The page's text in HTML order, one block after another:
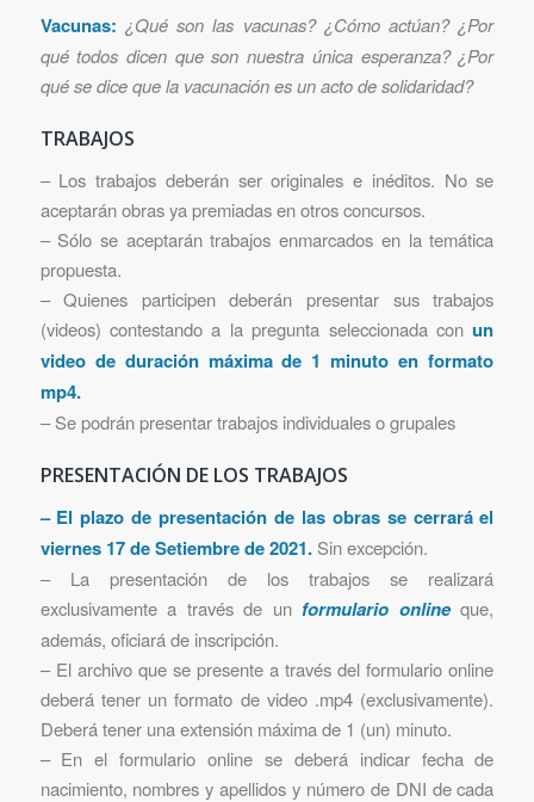
Vacunas: ¿Qué son las vacunas? ¿Cómo actúan? ¿Por
qué todos dicen que son nuestra única esperanza? ¿Por
qué se dice que la vacunación es un acto de solidaridad?
TRABAJOS
– Los trabajos deberán ser originales e inéditos. No se
aceptarán obras ya premiadas en otros concursos.
– Sólo se aceptarán trabajos enmarcados en la temática
propuesta.
– Quienes participen deberán presentar sus trabajos
(videos) contestando a la pregunta seleccionada conun
video de duración máxima de 1 minuto en formato
mp4.
– Se podrán presentar trabajos individuales o grupales
PRESENTACIÓN DE LOS TRABAJOS
– El plazo de presentación de las obras se cerrará el
viernes 17 de Setiembre de 2021.Sin excepción.
– La presentación de los trabajos se realizará
exclusivamente a través de un formulario onlineque,
además, oficiará de inscripción.
– El archivo que se presente a través del formulario online
deberá tener un formato de video .mp4 (exclusivamente).
Deberá tener una extensión máxima de 1 (un) minuto.
– En el formulario online se deberá indicar fecha de
nacimiento, nombres y apellidos y número de DNI de cada